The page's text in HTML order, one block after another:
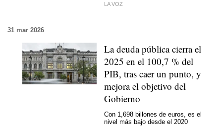
LA VOZ
31 mar 2026
La deuda pública cierra el
2025 en el 100,7 % del
PIB, tras caer un punto, y
mejora el objetivo del
Gobierno
Con 1,698 billones de euros, es el
nivel más bajo desde el 2020